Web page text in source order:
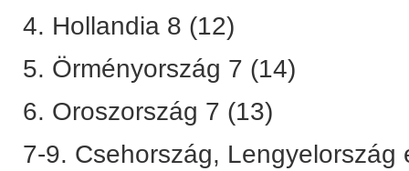
4. Hollandia 8 (12)
5. Örményország 7 (14)
6. Oroszország 7 (13)
7-9. Csehország,